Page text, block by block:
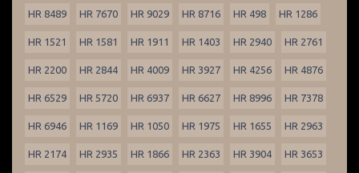
HR 8489 HR 7670 HR 9029 HR 8716 HR 498 HR 1286
HR 1521 HR 1581 HR 1911 HR 1403 HR 2940 HR 2761
HR 2200 HR 2844 HR 4009 HR 3927 HR 4256 HR 4876
HR 6529 HR 5720 HR 6937 HR 6627 HR 8996 HR 7378
HR 6946 HR 1169 HR 1050 HR 1975 HR 1655 HR 2963
HR 2174 HR 2935 HR 1866 HR 2363 HR 3904 HR 3653